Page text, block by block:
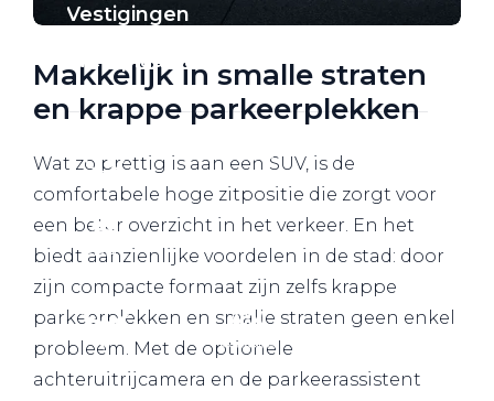
Vestigingen
Werkplaatsafspraak
Makkelijk in smalle straten
en krappe parkeerplekken
Wat zo prettig is aan een SUV, is de
comfortabele hoge zitpositie die zorgt voor
een beter overzicht in het verkeer. En het
biedt aanzienlijke voordelen in de stad: door
zijn compacte formaat zijn zelfs krappe
parkeerplekken en smalle straten geen enkel
probleem. Met de optionele
achteruitrijcamera en de parkeerassistent